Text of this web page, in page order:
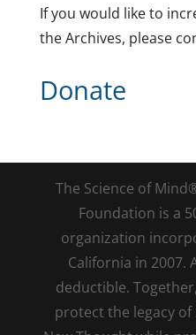
If you would like to
the Archives, please
Donate
The Science of
Foundation is a
organization
California in 2007.
deductible.
protect the legacy